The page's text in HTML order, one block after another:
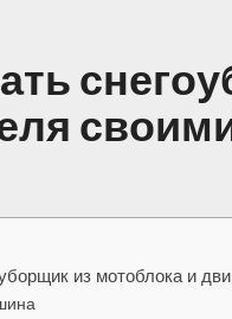
из мотоблока и